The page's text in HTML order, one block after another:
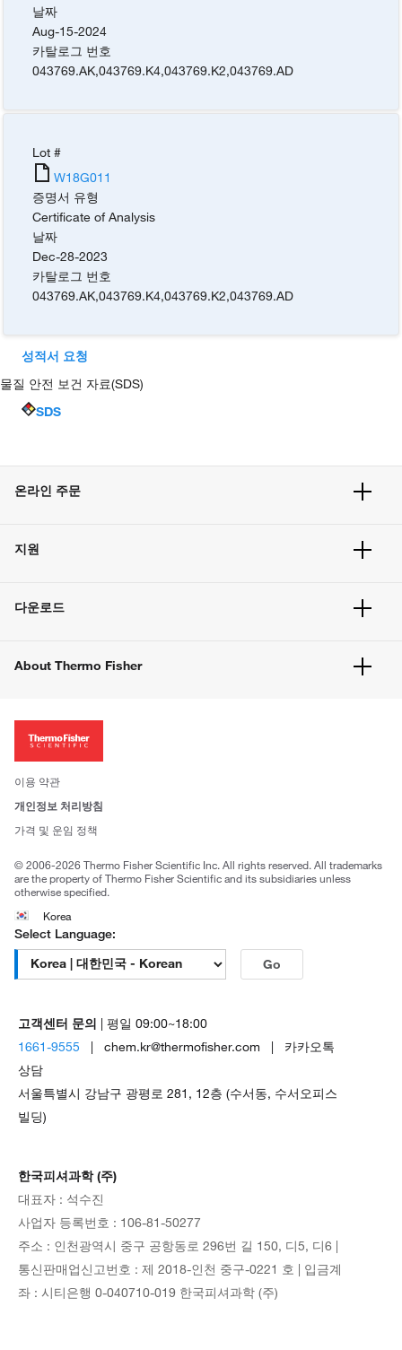
날짜
Aug-15-2024
카탈로그 번호
043769.AK,043769.K4,043769.K2,043769.AD
Lot #
W18G011
증명서 유형
Certificate of Analysis
날짜
Dec-28-2023
카탈로그 번호
043769.AK,043769.K4,043769.K2,043769.AD
성적서 요청
물질 안전 보건 자료(SDS)
SDS
온라인 주문
주문 방법
벌크 주문
지원
고객 센터
웹사이트 개선사항
다운로드
About Thermo Fisher
투자자
사회적 책임
브랜드
이용 약관
개인정보 처리방침
가격 및 운임 정책
© 2006-2026 Thermo Fisher Scientific Inc. All rights reserved. All trademarks
are the property of Thermo Fisher Scientific and its subsidiaries unless
otherwise specified.
Korea
Select Language:
Go
고객센터 문의 | 평일 09:00~18:00
1661-9555 | chem.kr@thermofisher.com | 카카오톡
상담
서울특별시 강남구 광평로 281, 12층 (수서동, 수서오피스
빌딩)
한국피셔과학 (주)
대표자 : 석수진
사업자 등록번호 : 106-81-50277
주소 : 인천광역시 중구 공항동로 296번 길 150, 디5, 디6 |
통신판매업신고번호 : 제 2018-인천 중구-0221 호 | 입금계
좌 : 시티은행 0-040710-019 한국피셔과학 (주)